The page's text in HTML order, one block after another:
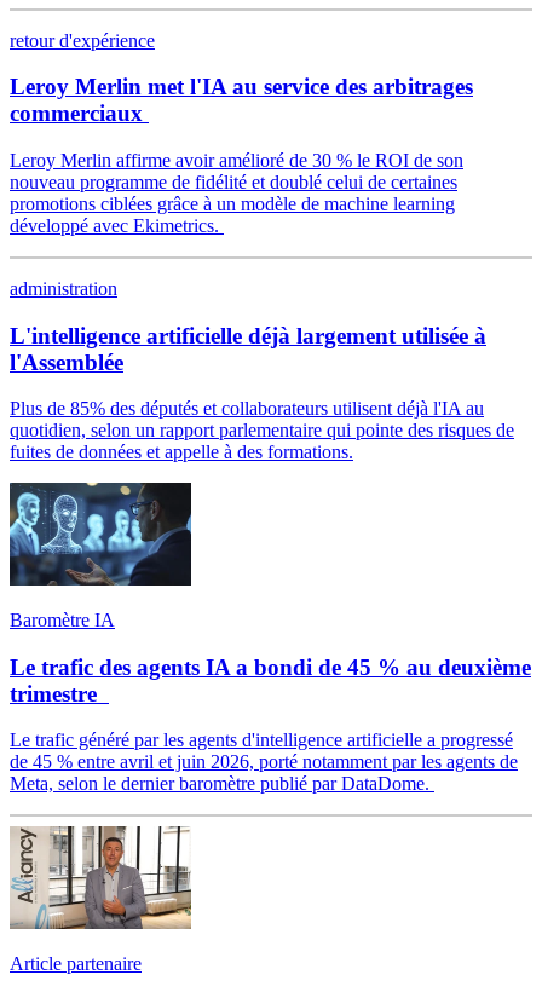
retour d'expérience
Leroy Merlin met l'IA au service des arbitrages
commerciaux
Leroy Merlin affirme avoir amélioré de 30 % le ROI de son
nouveau programme de fidélité et doublé celui de certaines
promotions ciblées grâce à un modèle de machine learning
développé avec Ekimetrics.
administration
L'intelligence artificielle déjà largement utilisée à
l'Assemblée
Plus de 85% des députés et collaborateurs utilisent déjà l'IA au
quotidien, selon un rapport parlementaire qui pointe des risques de
fuites de données et appelle à des formations.
Baromètre IA
Le trafic des agents IA a bondi de 45 % au deuxième
trimestre
Le trafic généré par les agents d'intelligence artificielle a progressé
de 45 % entre avril et juin 2026, porté notamment par les agents de
Meta, selon le dernier baromètre publié par DataDome.
Article partenaire